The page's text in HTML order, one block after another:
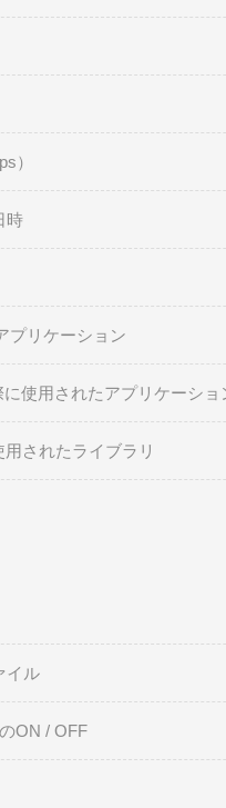
）
時
リケーション
使用されたアプリケーショ
されたライブラリ
イル
ON / OFF